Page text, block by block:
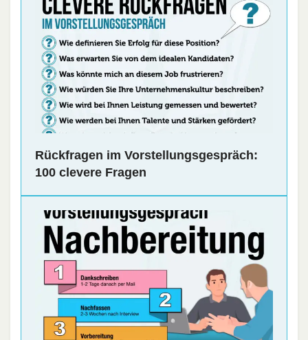
Rückfragen im Vorstellungsgespräch:
100 clevere Fragen